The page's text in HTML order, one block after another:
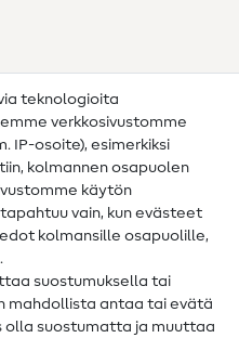
teknologioita
verkkosivustomme
IP-osoite), esimerkiksi
kolmannen osapuolen
käytön
vain, kun evästeet
kolmansille osapuolille,
suostumuksella tai
mahdollista antaa tai evätä
olla suostumatta ja muuttaa